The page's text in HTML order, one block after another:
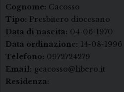
Cognome: Cacosso
Tipo: Presbitero diocesano
Data di nascita: 04-06-1970
Data ordinazione: 14-08-1996
Telefono: 0972724279
Email: gcacosso@libero.it
Residenza: